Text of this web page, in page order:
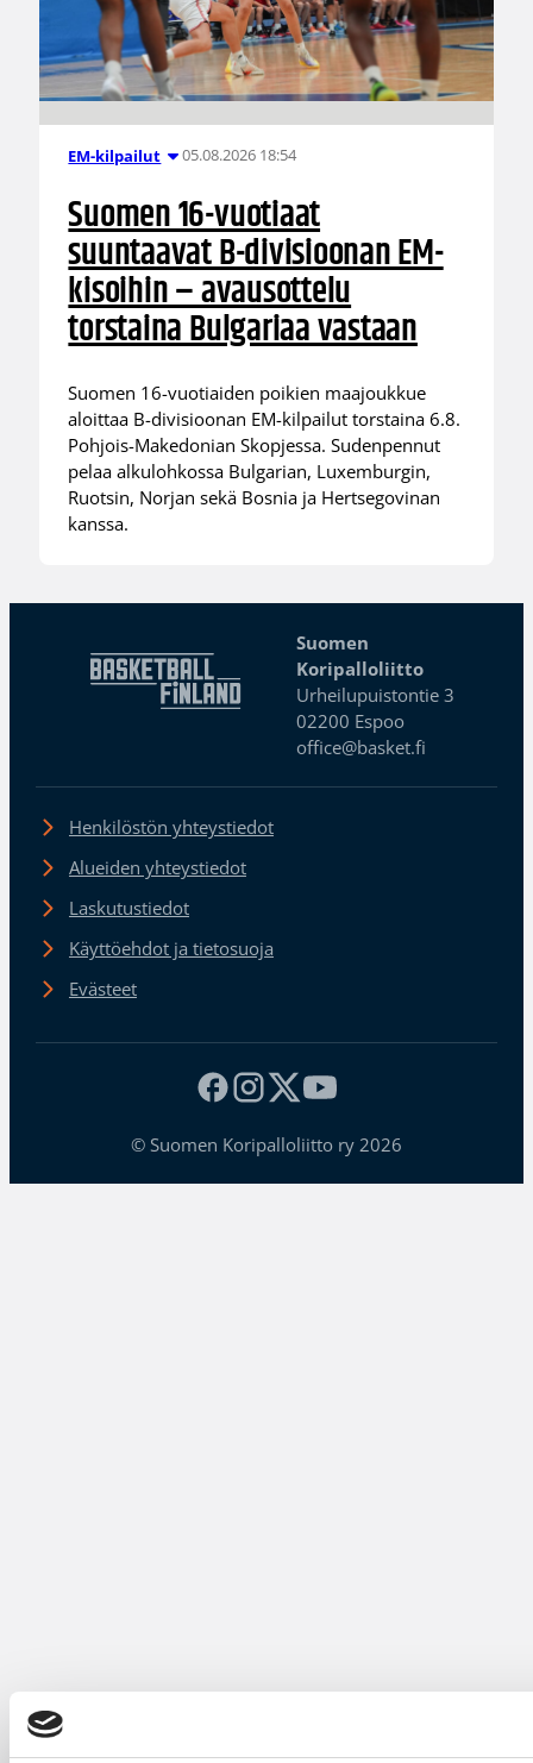
EM-kilpailut 05.08.2026 18:54
Suomen 16-vuotiaat
suuntaavat B-divisioonan EM-
kisoihin – avausottelu
torstaina Bulgariaa vastaan
Suomen 16-vuotiaiden poikien maajoukkue
aloittaa B-divisioonan EM-kilpailut torstaina 6.8.
Pohjois-Makedonian Skopjessa. Sudenpennut
pelaa alkulohkossa Bulgarian, Luxemburgin,
Ruotsin, Norjan sekä Bosnia ja Hertsegovinan
kanssa.
Suomen
Koripalloliitto
Urheilupuistontie 3
02200 Espoo
office@basket.fi
Henkilöstön yhteystiedot
Alueiden yhteystiedot
Laskutustiedot
Käyttöehdot ja tietosuoja
Evästeet
© Suomen Koripalloliitto ry 2026